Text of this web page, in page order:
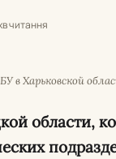
читання
в Харьковской
области,